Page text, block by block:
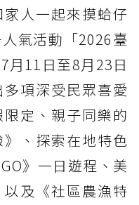
人一起來摸蛤仔
氣活動「2026臺
月11日至8月23日
項深受民眾喜愛
定、親子同樂的
》、探索在地特色
》一日遊程、美
及《社區農漁特